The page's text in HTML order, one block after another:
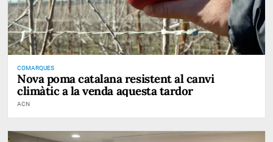
COMARQUES
Nova poma catalana resistent al canvi
climàtic a la venda aquesta tardor
ACN